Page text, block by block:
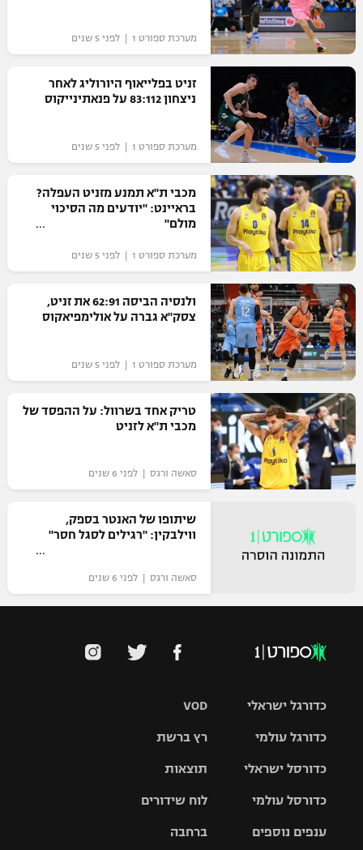
מערכת ספורט 1 | לפני 5 שנים
זניט בפלייאוף היורוליג לאחר
ניצחון 83:112 על פנאתינייקוס
מערכת ספורט 1 | לפני 5 שנים
מכבי ת"א תמנע מזניט העפלה?
בראיינט: "יודעים מה הסיכוי
מולם"
מערכת ספורט 1 | לפני 5 שנים
ולנסיה הביסה 62:91 את זניט,
צסק"א גברה על אולימפיאקוס
מערכת ספורט 1 | לפני 5 שנים
טריק אחד בשרוול: על ההפסד של
מכבי ת"א לזניט
סאשה ורגס | לפני 6 שנים
שיתופו של האנטר בספק,
ווילבקין: "רגילים לסגל חסר"
סאשה ורגס | לפני 6 שנים
VOD
רץ ברשת
תוצאות
לוח שידורים
ברחבה
כדורגל ישראלי
גביע הטוטו
כדורגל עולמי
האלופות
ליגה
כדורסל ישראלי
סל
כדורסל עולמי
ענפים נוספים